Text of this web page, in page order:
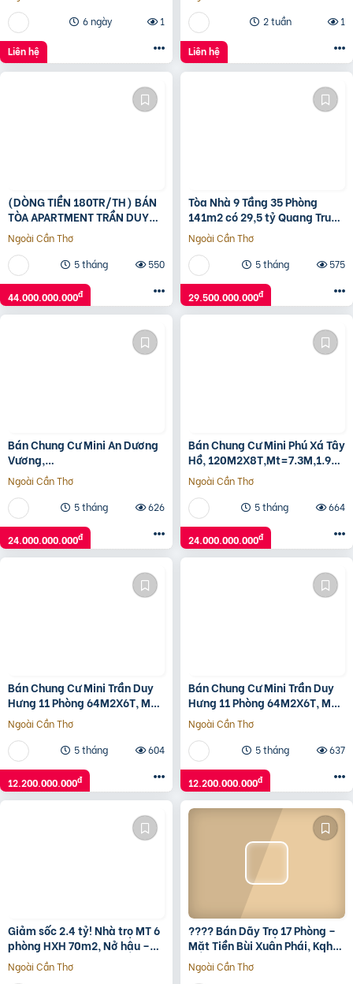
6 ngày
1
Liên hệ
2 tuần
1
Liên hệ
(DÒNG TIỀN 180TR/TH) BÁN
TÒA APARTMENT TRẦN DUY
HƯNG – 158M² x 8T – MT 8M –
GIÁ 44 TỶ
Ngoài Cần Thơ
5 tháng
550
44.000.000.000đ
Tòa Nhà 9 Tầng 35 Phòng
141m2 có 29,5 tỷ Quang Trung
Gò Vấp Hồ Chí Minh
Ngoài Cần Thơ
5 tháng
575
29.500.000.000đ
Bán Chung Cư Mini An Dương
Vương,
120M2X8T,Mt=7.3M,1.9
Tỷ/Năm, 20M Ô Tô, 24 Tỷ
Ngoài Cần Thơ
5 tháng
626
24.000.000.000đ
Bán Chung Cư Mini Phú Xá Tây
Hồ, 120M2X8T,Mt=7.3M,1.9
Tỷ/Năm, 20M Ô Tô, 24 Tỷ
Ngoài Cần Thơ
5 tháng
664
24.000.000.000đ
Bán Chung Cư Mini Trần Duy
Hưng 11 Phòng 64M2X6T, Mặt
Tiền 6.7 Tỷ, 12,2 Tỷ
Ngoài Cần Thơ
5 tháng
604
12.200.000.000đ
Bán Chung Cư Mini Trần Duy
Hưng 11 Phòng 64M2X6T, Mặt
Tiền 6.7 Tỷ, 12,2 Tỷ
Ngoài Cần Thơ
5 tháng
637
12.200.000.000đ
Giảm sốc 2.4 tỷ! Nhà trọ MT 6
phòng HXH 70m2, Nở hậu –
Đỗ Tấn Phong PN
Ngoài Cần Thơ
???? Bán Dãy Trọ 17 Phòng –
Mặt Tiền Bùi Xuân Phái, Kqh
Vịnh Mộc – Ngay Chợ Thôn 1,
Thủy Dương ????
Ngoài Cần Thơ